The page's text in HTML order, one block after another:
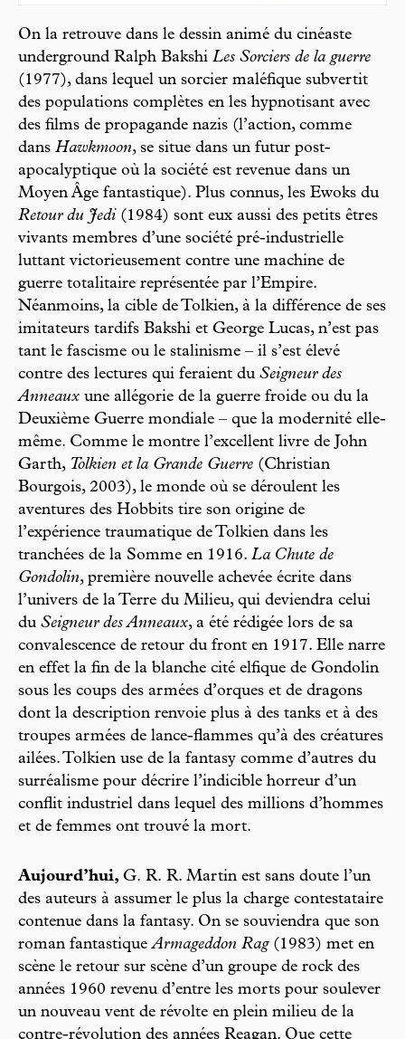
On la retrouve dans le dessin animé du cinéaste
underground Ralph Bakshi Les Sorciers de la guerre
(1977), dans lequel un sorcier maléfique subvertit
des populations complètes en les hypnotisant avec
des films de propagande nazis (l’action, comme
dans Hawkmoon, se situe dans un futur post-
apocalyptique où la société est revenue dans un
Moyen Âge fantastique). Plus connus, les Ewoks du
Retour du Jedi (1984) sont eux aussi des petits êtres
vivants membres d’une société pré-industrielle
luttant victorieusement contre une machine de
guerre totalitaire représentée par l’Empire.
Néanmoins, la cible de Tolkien, à la différence de ses
imitateurs tardifs Bakshi et George Lucas, n’est pas
tant le fascisme ou le stalinisme – il s’est élevé
contre des lectures qui feraient du Seigneur des
Anneaux une allégorie de la guerre froide ou du la
Deuxième Guerre mondiale – que la modernité elle-
même. Comme le montre l’excellent livre de John
Garth, Tolkien et la Grande Guerre (Christian
Bourgois, 2003), le monde où se déroulent les
aventures des Hobbits tire son origine de
l’expérience traumatique de Tolkien dans les
tranchées de la Somme en 1916. La Chute de
Gondolin, première nouvelle achevée écrite dans
l’univers de la Terre du Milieu, qui deviendra celui
du Seigneur des Anneaux, a été rédigée lors de sa
convalescence de retour du front en 1917. Elle narre
en effet la fin de la blanche cité elfique de Gondolin
sous les coups des armées d’orques et de dragons
dont la description renvoie plus à des tanks et à des
troupes armées de lance-flammes qu’à des créatures
ailées. Tolkien use de la fantasy comme d’autres du
surréalisme pour décrire l’indicible horreur d’un
conflit industriel dans lequel des millions d’hommes
et de femmes ont trouvé la mort.
Aujourd’hui, G. R. R. Martin est sans doute l’un
des auteurs à assumer le plus la charge contestataire
contenue dans la fantasy. On se souviendra que son
roman fantastiqueArmageddon Rag(1983) met en
scène le retour sur scène d’un groupe de rock des
années 1960 revenu d’entre les morts pour soulever
un nouveau vent de révolte en plein milieu de la
contre-révolution des années Reagan. Que cette